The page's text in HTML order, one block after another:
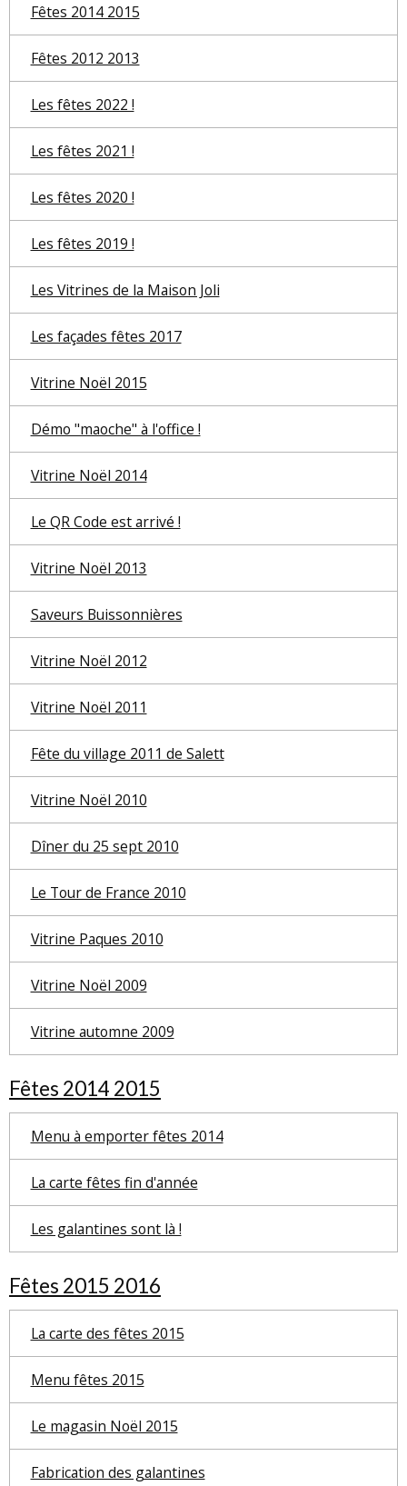
Fêtes 2014 2015
Fêtes 2012 2013
Les fêtes 2022 !
Les fêtes 2021 !
Les fêtes 2020 !
Les fêtes 2019 !
Les Vitrines de la Maison Joli
Les façades fêtes 2017
Vitrine Noël 2015
Démo "maoche" à l'office !
Vitrine Noël 2014
Le QR Code est arrivé !
Vitrine Noël 2013
Saveurs Buissonnières
Vitrine Noël 2012
Vitrine Noël 2011
Fête du village 2011 de Salett
Vitrine Noël 2010
Dîner du 25 sept 2010
Le Tour de France 2010
Vitrine Paques 2010
Vitrine Noël 2009
Vitrine automne 2009
Fêtes 2014 2015
Menu à emporter fêtes 2014
La carte fêtes fin d'année
Les galantines sont là !
Fêtes 2015 2016
La carte des fêtes 2015
Menu fêtes 2015
Le magasin Noël 2015
Fabrication des galantines